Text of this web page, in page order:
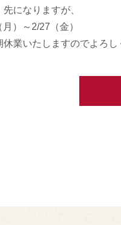
先になりますが、
）～2/27（金）
休業いたしますのでよろし